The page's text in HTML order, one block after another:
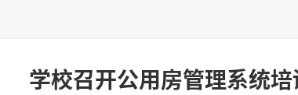
学校召开公用房管理系统